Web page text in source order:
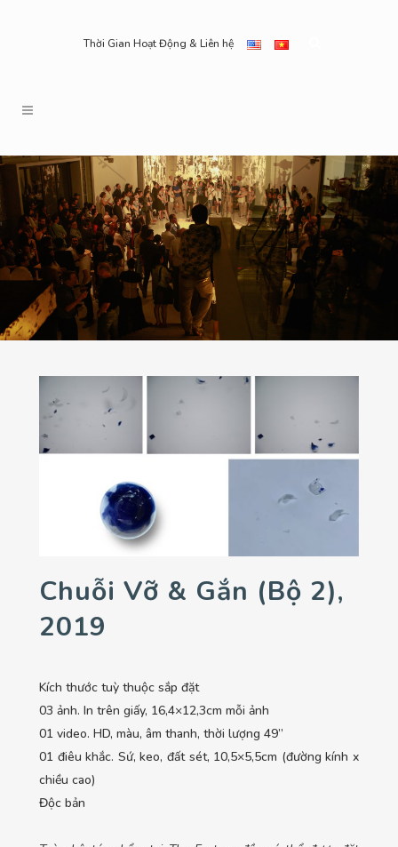
Thời Gian Hoạt Động & Liên hệ
Chuỗi Vỡ & Gắn (bộ 2),
2019
Kích thước tuỳ thuộc sắp đặt
03 ảnh. In trên giấy, 16,4×12,3cm mỗi ảnh
01 video. HD, màu, âm thanh, thời lượng 49’’
01 điêu khắc. Sứ, keo, đất sét, 10,5×5,5cm (đường kính x
chiều cao)
Độc bản